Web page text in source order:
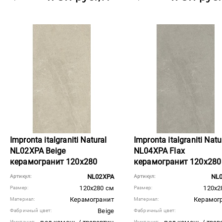
Impronta italgraniti Natural
NL02XPA Beige
керамогранит 120x280
Артикул: NL02XPA
Размер: 120x280 см
Материал: Керамогранит
Фабричный цвет: Beige
Impronta italgraniti
NL04XPA Flax
керамогранит 120x280
Артикул:
Размер:
Материал:
Фабричный цвет: